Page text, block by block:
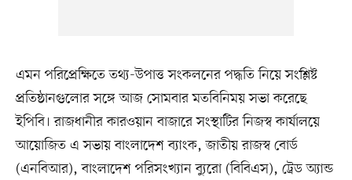
এমন পরিপ্রেক্ষিতে তথ্য-উপাত্ত সংকলনের পদ্ধতি নিয়ে সংশ্লিষ্ট
প্রতিষ্ঠানগুলোর সঙ্গে আজ সোমবার মতবিনিময় সভা করেছে
ইপিবি। রাজধানীর কারওয়ান বাজারে সংস্থাটির নিজস্ব কার্যালয়ে
আয়োজিত এ সভায় বাংলাদেশ ব্যাংক, জাতীয় রাজস্ব বোর্ড
(এনবিআর), বাংলাদেশ পরিসংখ্যান ব্যুরো (বিবিএস), ট্রেড অ্যান্ড